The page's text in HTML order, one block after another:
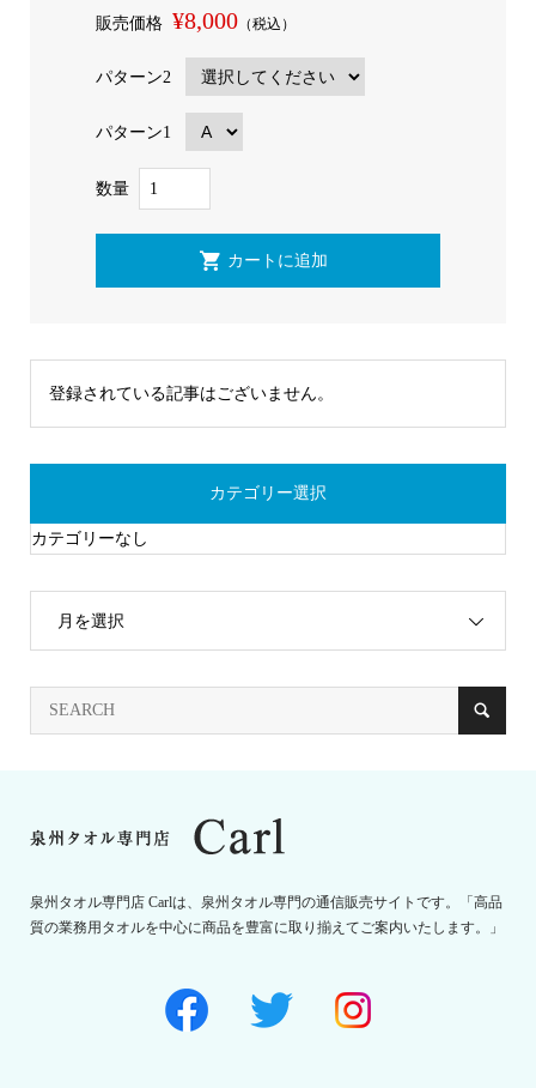
販売価格 ¥8,000（税込）
パターン2
パターン1
数量
登録されている記事はございません。
カテゴリー選択
カテゴリーなし
月を選択
泉州タオル専門店 Carlは、泉州タオル専門の通信販売サイトです。「高品
質の業務用タオルを中心に商品を豊富に取り揃えてご案内いたします。」